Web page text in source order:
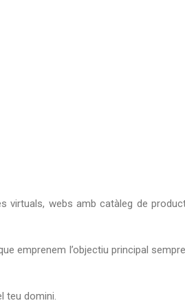
virtuals, webs amb catàleg de
emprenem l’objectiu principal
teu domini.